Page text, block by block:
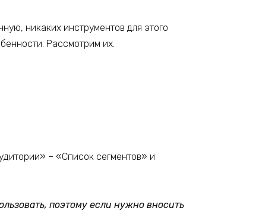
никаких инструментов для этого
Рассмотрим их.
– «Список сегментов» и
поэтому если нужно вносить